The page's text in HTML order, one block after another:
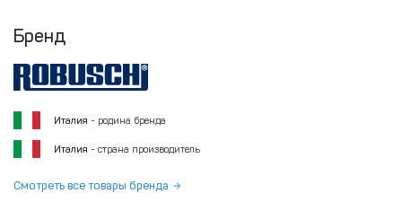
Бренд
Италия - родина бренда
Италия - страна производитель
Смотреть все товары бренда